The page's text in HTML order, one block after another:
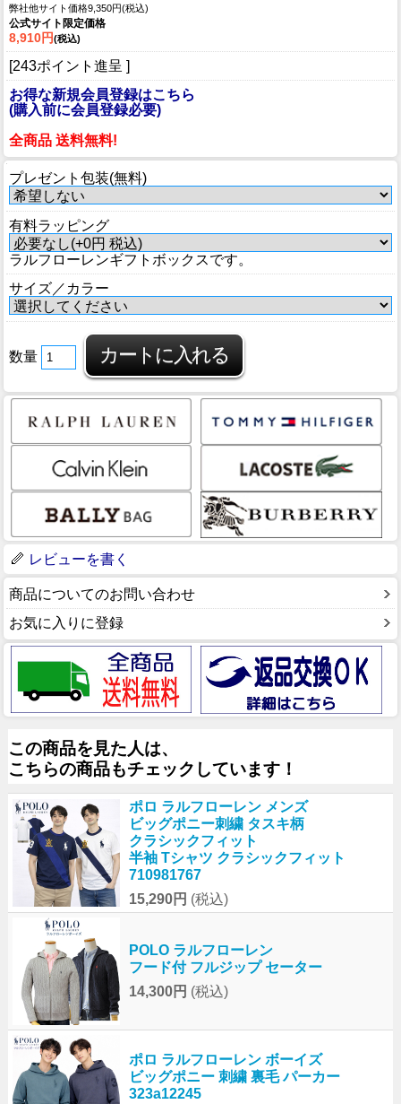
弊社他サイト価格9,350円(税込)
公式サイト限定価格
8,910円(税込)
[243ポイント進呈 ]
お得な新規会員登録はこちら
(購入前に会員登録必要)
全商品 送料無料!
プレゼント包装(無料)
有料ラッピング
ラルフローレンギフトボックスです。
サイズ／カラー
数量
レビューを書く
商品についてのお問い合わせ
お気に入りに登録
この商品を見た人は、
こちらの商品もチェックしています！
ポロ ラルフローレン メンズ
ビッグポニー刺繍 タスキ柄
クラシックフィット
半袖 Tシャツ クラシックフィット
710981767
15,290円 (税込)
POLO ラルフローレン
フード付 フルジップ セーター
14,300円 (税込)
ポロ ラルフローレン ボーイズ
ビッグポニー 刺繍 裏毛 パーカー
323a12245